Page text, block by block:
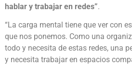
hablar y trabajar en redes”.
“La carga mental tiene que ver con
que nos ponemos. Como una
todo y necesita de estas redes, una
y necesita trabajar en espacios